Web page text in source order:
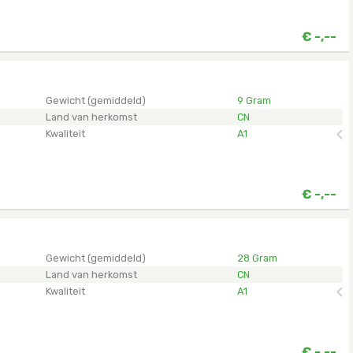
€ -,--
Gewicht (gemiddeld)
9 Gram
Land van herkomst
CN
Kwaliteit A1
€ -,--
Gewicht (gemiddeld)
28 Gram
Land van herkomst
CN
Kwaliteit A1